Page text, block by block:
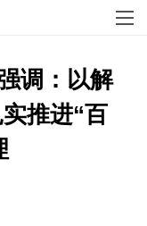
调：以解
推进“百